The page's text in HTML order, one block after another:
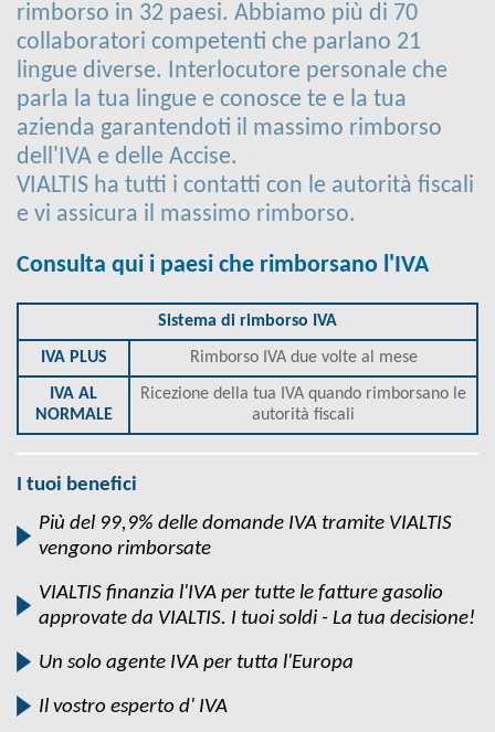
rimborso in 32 paesi. Abbiamo più di 70
collaboratori competenti che parlano 21
lingue diverse. Interlocutore personale che
parla la tua lingue e conosce te e la tua
azienda garantendoti il massimo rimborso
dell'IVA e delle Accise.
VIALTIS ha tutti i contatti con le autorità fiscali
e vi assicura il massimo rimborso.
Consulta qui i paesi che rimborsano l'IVA
Sistema di rimborso IVA
IVA PLUS Rimborso IVA due volte al mese
IVA AL
NORMALE
Ricezione della tua IVA quando rimborsano le
autorità fiscali
I tuoi benefici
Più del 99,9% delle domande IVA tramite VIALTIS
vengono rimborsate
VIALTIS finanzia l'IVA per tutte le fatture gasolio
approvate da VIALTIS. I tuoi soldi - La tua decisione!
Un solo agente IVA per tutta l'Europa
Il vostro esperto d' IVA